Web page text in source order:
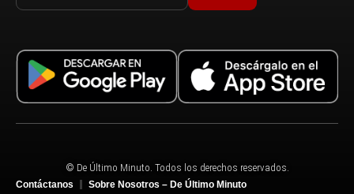
© De Último Minuto. Todos los derechos reservados.
Contáctanos
Sobre Nosotros – De Último Minuto